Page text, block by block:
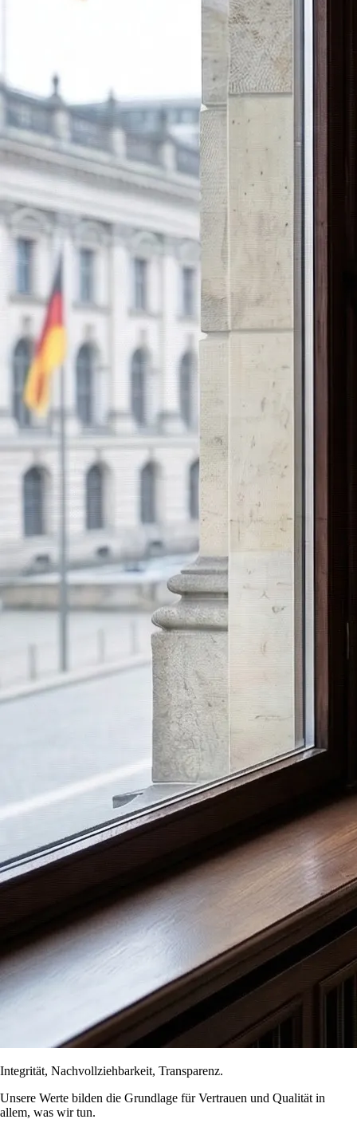
Integrität, Nachvollziehbarkeit, Transparenz.
Unsere Werte bilden die Grundlage für Vertrauen und Qualität in
allem, was wir tun.